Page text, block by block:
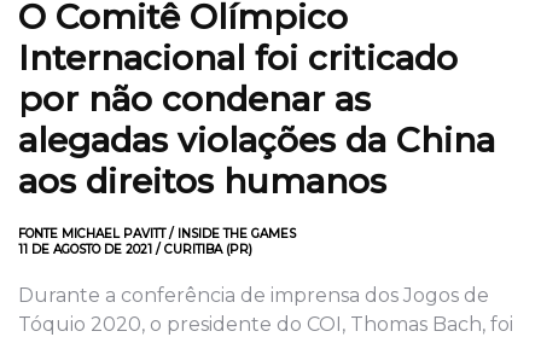
O Comitê Olímpico
Internacional foi criticado
por não condenar as
alegadas violações da China
aos direitos humanos
FONTE MICHAEL PAVITT / INSIDE THE GAMES
11 DE AGOSTO DE 2021 / CURITIBA (PR)
Durante a conferência de imprensa dos Jogos de
Tóquio 2020, o presidente do COI, Thomas Bach, foi